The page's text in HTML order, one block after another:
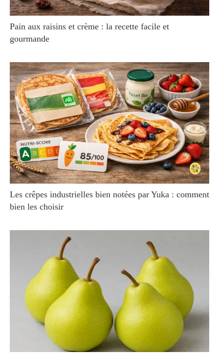
Pain aux raisins et crème : la recette facile et
gourmande
Les crêpes industrielles bien notées par Yuka : comment
bien les choisir